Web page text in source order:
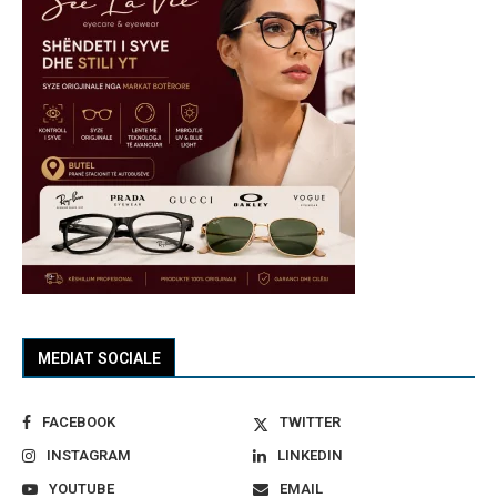
MEDIAT SOCIALE
FACEBOOK
TWITTER
INSTAGRAM
LINKEDIN
YOUTUBE
EMAIL